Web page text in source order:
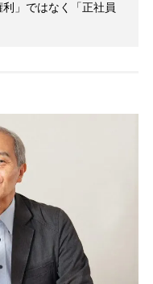
」ではなく「正社員